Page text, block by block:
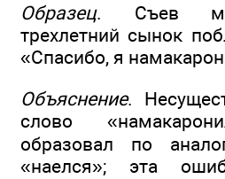
Образец. Съев
трехлетний сынок
«Спасибо, я
Объяснение.
слово
образовал по
«наелся»; эта